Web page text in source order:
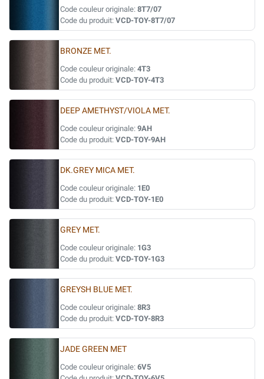
Code couleur originale: 8T7/07
Code du produit: VCD-TOY-8T7/07
BRONZE MET.
Code couleur originale: 4T3
Code du produit: VCD-TOY-4T3
DEEP AMETHYST/VIOLA MET.
Code couleur originale: 9AH
Code du produit: VCD-TOY-9AH
DK.GREY MICA MET.
Code couleur originale: 1E0
Code du produit: VCD-TOY-1E0
GREY MET.
Code couleur originale: 1G3
Code du produit: VCD-TOY-1G3
GREYSH BLUE MET.
Code couleur originale: 8R3
Code du produit: VCD-TOY-8R3
JADE GREEN MET
Code couleur originale: 6V5